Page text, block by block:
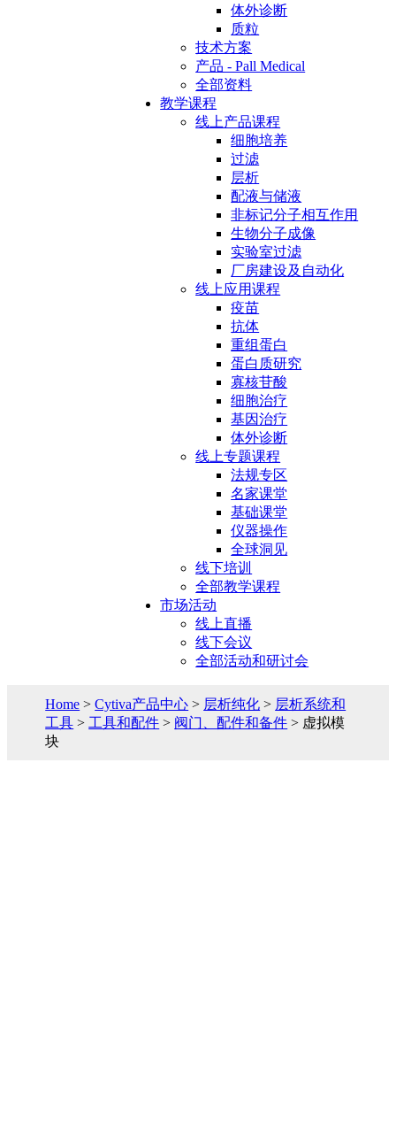
体外诊断
质粒
技术方案
产品 - Pall Medical
全部资料
教学课程
线上产品课程
细胞培养
过滤
层析
配液与储液
非标记分子相互作用
生物分子成像
实验室过滤
厂房建设及自动化
线上应用课程
疫苗
抗体
重组蛋白
蛋白质研究
寡核苷酸
细胞治疗
基因治疗
体外诊断
线上专题课程
法规专区
名家课堂
基础课堂
仪器操作
全球洞见
线下培训
全部教学课程
市场活动
线上直播
线下会议
全部活动和研讨会
Home >Cytiva产品中心 > 层析纯化 > 层析系统和
工具 > 工具和配件 > 阀门、配件和备件 > 虚拟模
块